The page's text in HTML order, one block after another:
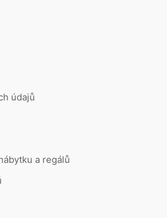
údajů
a regálů